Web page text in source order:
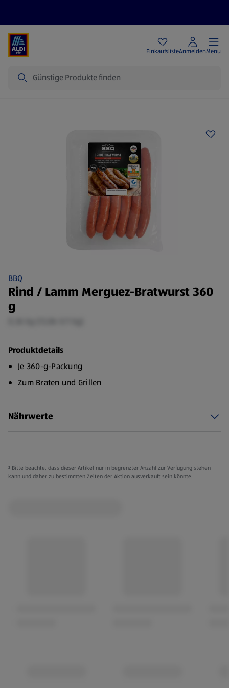
EinkaufslisteAnmeldenMenu
BBQ
Rind / Lamm Merguez-Bratwurst 360
g
Produktdetails
Je 360-g-Packung
Zum Braten und Grillen
Nährwerte
² Bitte beachte, dass dieser Artikel nur in begrenzter Anzahl zur Verfügung stehen
kann und daher zu bestimmten Zeiten der Aktion ausverkauft sein könnte.